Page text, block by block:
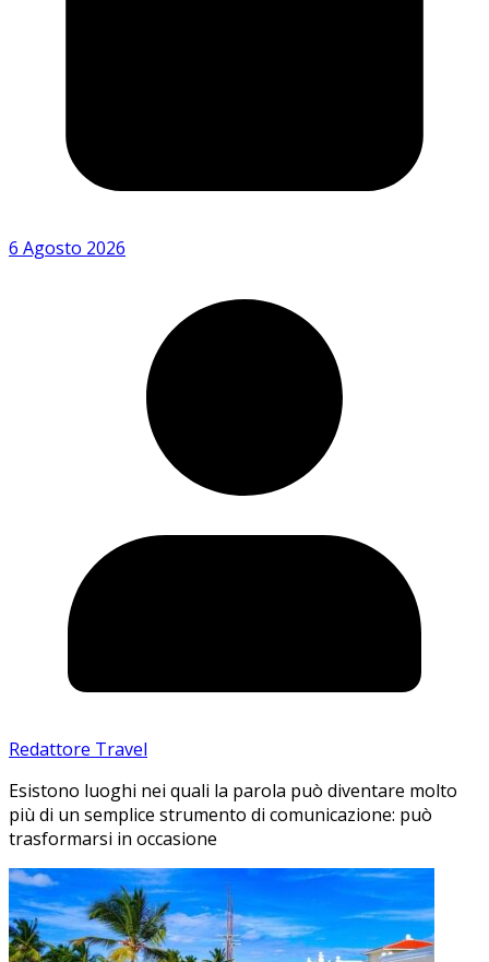
6 Agosto 2026
Redattore Travel
Esistono luoghi nei quali la parola può diventare molto
più di un semplice strumento di comunicazione: può
trasformarsi in occasione